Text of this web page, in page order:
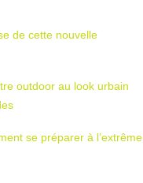
de cette nouvelle
outdoor au look urbain
se préparer à l’extrême